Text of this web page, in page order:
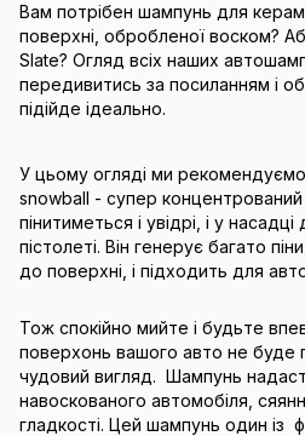
Вам потрібен шампунь для
поверхні, обробленої воском?
Slate? Огляд всіх наших
передивитись за посиланням і
підійде ідеально.
У цьому огляді ми
snowball - супер
пінитиметься і увідрі, і у
пістолеті. Він генерує багато
до поверхні, і підходить для
Тож спокійно мийте і будьте
поверхонь вашого авто не
чудовий вигляд. Шампунь
навоскованого автомобіля,
гладкості. Цей шампунь один із